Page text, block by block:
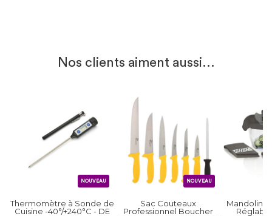
Nos clients aiment aussi...
NOUVEAU
Thermomètre à Sonde de
Cuisine -40°/+240°C - DE
NOUVEAU
Sac Couteaux
Professionnel Boucher
Mandoline